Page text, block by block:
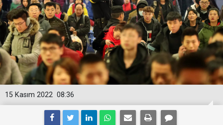
08:36
15 Kasım 2022